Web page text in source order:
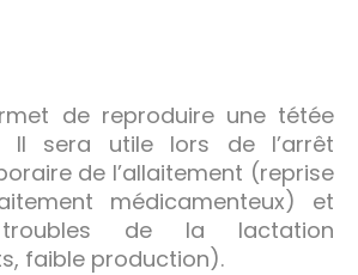
de reproduire une tétée
Il sera utile lors de l’arrêt
de l’allaitement (reprise
médicamenteux) et
de la lactation
faible production).